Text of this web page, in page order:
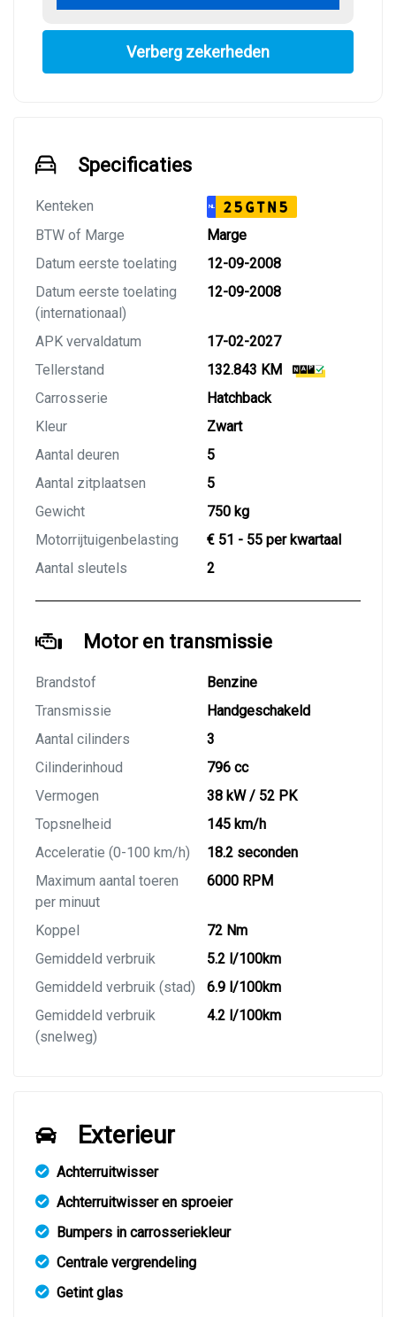
Verberg zekerheden
Specificaties
Kenteken NL 25GTN5
BTW of Marge
Marge
Datum eerste toelating
12-09-2008
Datum eerste toelating
(internationaal)
12-09-2008
APK vervaldatum
17-02-2027
Tellerstand
132.843 KM
Carrosserie
Hatchback
Kleur
Zwart
Aantal deuren
5
Aantal zitplaatsen
5
Gewicht
750 kg
Motorrijtuigenbelasting
€ 51 - 55 per kwartaal
Aantal sleutels
2
Motor en transmissie
Brandstof
Benzine
Transmissie
Handgeschakeld
Aantal cilinders
3
Cilinderinhoud
796 cc
Vermogen
38 kW / 52 PK
Topsnelheid
145 km/h
Acceleratie (0-100 km/h)
18.2 seconden
Maximum aantal toeren
per minuut
6000 RPM
Koppel
72 Nm
Gemiddeld verbruik
5.2 l/100km
Gemiddeld verbruik (stad)
6.9 l/100km
Gemiddeld verbruik
(snelweg)
4.2 l/100km
Exterieur
Achterruitwisser
Achterruitwisser en sproeier
Bumpers in carrosseriekleur
Centrale vergrendeling
Getint glas